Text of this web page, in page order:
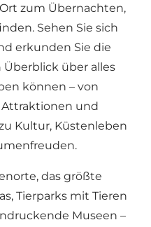
zum Übernachten,
Sehen Sie sich
erkunden Sie die
Überblick über alles
können – von
und
Kultur, Küstenleben
das größte
Tierparks mit Tieren
Museen –